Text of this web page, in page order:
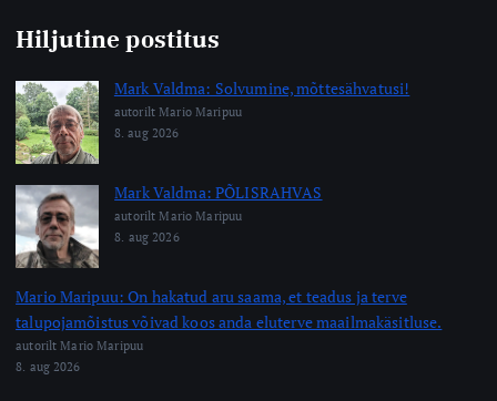
Hiljutine postitus
Mark Valdma: Solvumine, mõttesähvatusi!
autorilt Mario Maripuu
8. aug 2026
Mark Valdma: PÕLISRAHVAS
autorilt Mario Maripuu
8. aug 2026
Mario Maripuu: On hakatud aru saama, et teadus ja terve
talupojamõistus võivad koos anda eluterve maailmakäsitluse.
autorilt Mario Maripuu
8. aug 2026